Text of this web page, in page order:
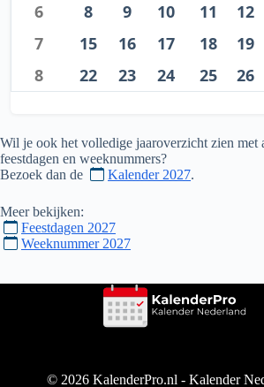
6
8 9 10 11 12
7
15 16 17 18 19
8
22 23 24 25 26
Wil je ook het volledige jaaroverzicht zien met
feestdagen en weeknummers?
Bezoek dan de
Kalender 2027.
Meer bekijken:
Feestdagen 2027
Weeknummer 2027
© 2026 KalenderPro.nl - Kalender